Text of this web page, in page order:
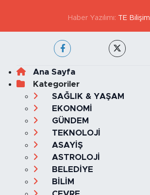
Haber Yazılımı: TE Bilişim
Ana Sayfa
Kategoriler
SAĞLIK & YAŞAM
EKONOMİ
GÜNDEM
TEKNOLOJİ
ASAYİŞ
ASTROLOJİ
BELEDİYE
BİLİM